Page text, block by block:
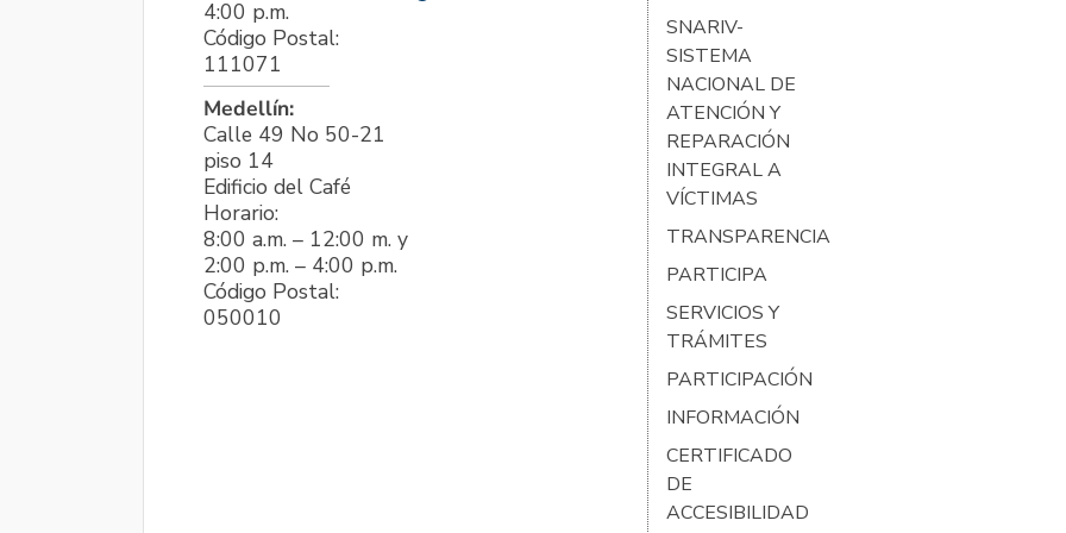
4:00 p.m.
Código Postal:
111071
Medellín:
Calle 49 No 50-21
piso 14
Edificio del Café
Horario:
8:00 a.m. – 12:00 m. y
2:00 p.m. – 4:00 p.m.
Código Postal:
050010
SNARIV-
SISTEMA
NACIONAL DE
ATENCIÓN Y
REPARACIÓN
INTEGRAL A
VÍCTIMAS
TRANSPARENCIA
PARTICIPA
SERVICIOS Y
TRÁMITES
PARTICIPACIÓN
INFORMACIÓN
CERTIFICADO
DE
ACCESIBILIDAD